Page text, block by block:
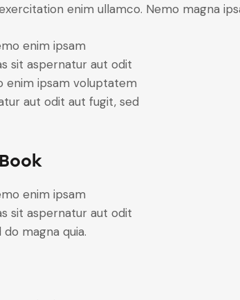
enim ullamco. Nemo magna
enim ipsam
sit aspernatur aut odit
enim ipsam voluptatem
aut odit aut fugit, sed
enim ipsam
sit aspernatur aut odit
magna quia.